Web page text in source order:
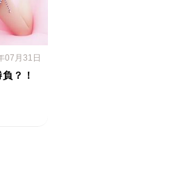
07月31日
？！